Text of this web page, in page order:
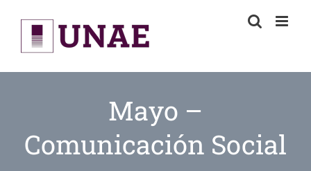
content
Mayo –
Comunicación Social